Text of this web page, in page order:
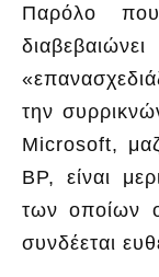
Παρόλο που
την
Microsoft,
BP, είναι
των οποίων
συνδέεται